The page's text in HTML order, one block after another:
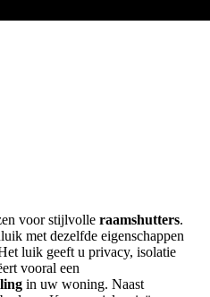
voor stijlvolle raamshutters.
met dezelfde eigenschappen
luik geeft u privacy, isolatie
vooral een
in uw woning. Naast